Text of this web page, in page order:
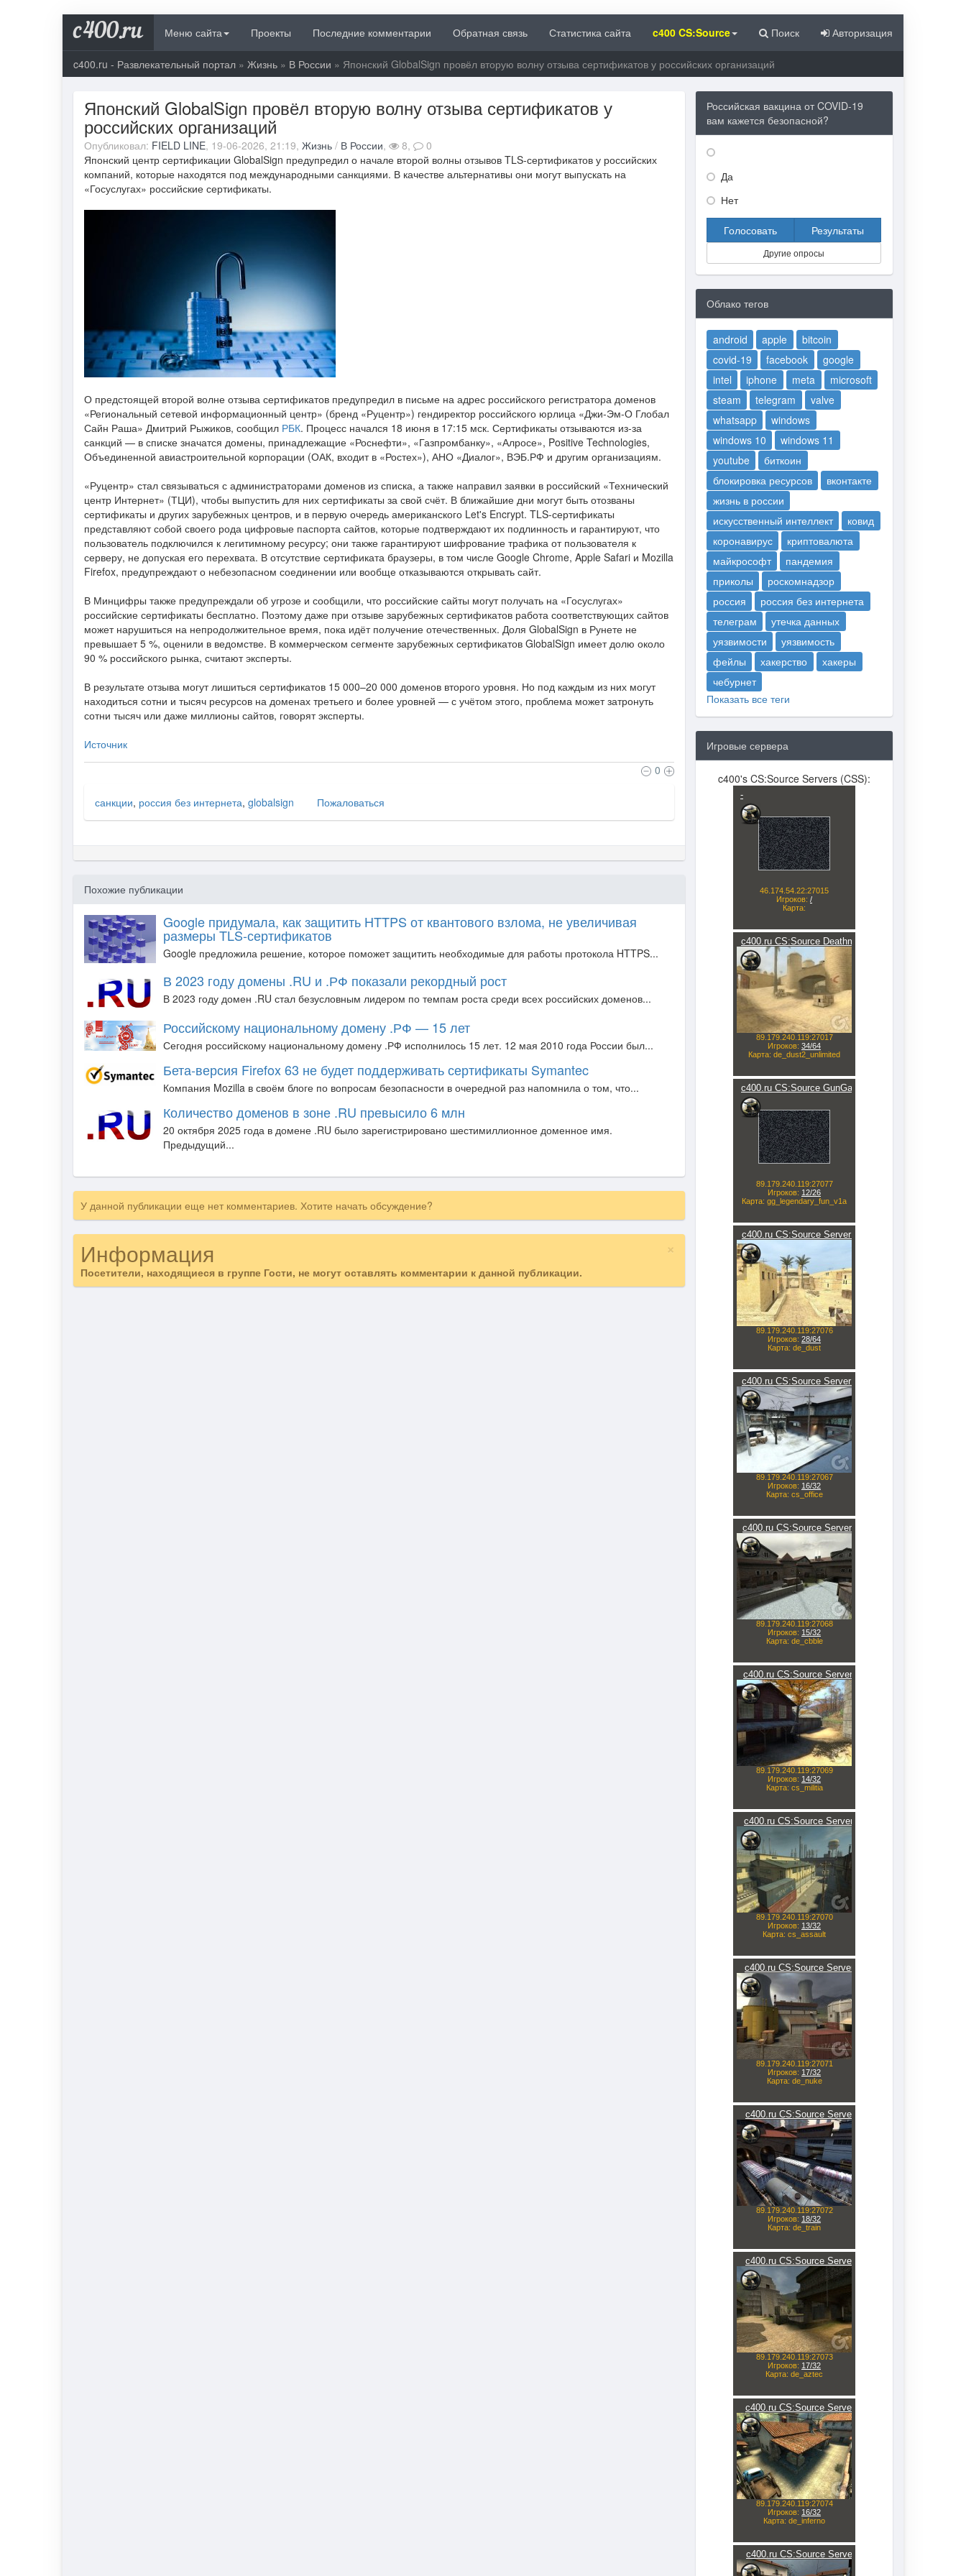
c400.ru Меню сайта Проекты Последние комментарии Обратная связь Статистика сайта c400 CS:Source Поиск Авторизация
c400.ru - Развлекательный портал » Жизнь » В России » Японский GlobalSign провёл вторую волну отзыва сертификатов у российских организаций
Японский GlobalSign провёл вторую волну отзыва сертификатов у
российских организаций
Опубликовал: FIELD LINE, 19-06-2026, 21:19, Жизнь / В России, 8,
0
Японский центр сертификации GlobalSign предупредил о начале второй волны отзывов TLS-сертификатов у российских
компаний, которые находятся под международными санкциями. В качестве альтернативы они могут выпускать на
«Госуслугах» российские сертификаты.
О предстоящей второй волне отзыва сертификатов предупредил в письме на адрес российского регистратора доменов
«Региональный сетевой информационный центр» (бренд «Руцентр») гендиректор российского юрлица «Джи-Эм-О Глобал
Сайн Раша» Дмитрий Рыжиков, сообщил РБК. Процесс начался 18 июня в 17:15 мск. Сертификаты отзываются из-за
санкций — в списке значатся домены, принадлежащие «Роснефти», «Газпромбанку», «Алросе», Positive Technologies,
Объединенной авиастроительной корпорации (ОАК, входит в «Ростех»), АНО «Диалог», ВЭБ.РФ и другим организациям.
«Руцентр» стал связываться с администраторами доменов из списка, а также направил заявки в российский «Технический
центр Интернет» (ТЦИ), чтобы выпустить для них сертификаты за свой счёт. В ближайшие дни могут быть отозваны
сертификаты и других зарубежных центров, и в первую очередь американского Let's Encrypt. TLS-сертификаты
представляют собой своего рода цифровые паспорта сайтов, которые подтверждают их подлинность и гарантируют, что
пользователь подключился к легитимному ресурсу; они также гарантируют шифрование трафика от пользователя к
серверу, не допуская его перехвата. В отсутствие сертификата браузеры, в том числе Google Chrome, Apple Safari и Mozilla
Firefox, предупреждают о небезопасном соединении или вообще отказываются открывать сайт.
В Минцифры также предупреждали об угрозе и сообщили, что российские сайты могут получать на «Госуслугах»
российские сертификаты бесплатно. Поэтому даже при отзыве зарубежных сертификатов работа соответствующих сайтов
может нарушиться на непродолжительное время, пока идёт получение отечественных. Доля GlobalSign в Рунете не
превышает 5 %, оценили в ведомстве. В коммерческом сегменте зарубежных сертификатов GlobalSign имеет долю около
90 % российского рынка, считают эксперты.
В результате отзыва могут лишиться сертификатов 15 000–20 000 доменов второго уровня. Но под каждым из них могут
находиться сотни и тысяч ресурсов на доменах третьего и более уровней — с учётом этого, проблема может затронуть
сотни тысяч или даже миллионы сайтов, говорят эксперты.
Источник
0
санкции, россия без интернета, globalsign Пожаловаться
Похожие публикации
Google придумала, как защитить HTTPS от квантового взлома, не увеличивая
размеры TLS-сертификатов
Google предложила решение, которое поможет защитить необходимые для работы протокола HTTPS...
В 2023 году домены .RU и .РФ показали рекордный рост
В 2023 году домен .RU стал безусловным лидером по темпам роста среди всех российских доменов...
Российскому национальному домену .РФ — 15 лет
Сегодня российскому национальному домену .РФ исполнилось 15 лет. 12 мая 2010 года России был...
Бета-версия Firefox 63 не будет поддерживать сертификаты Symantec
Компания Mozilla в своём блоге по вопросам безопасности в очередной раз напомнила о том, что...
Количество доменов в зоне .RU превысило 6 млн
20 октября 2025 года в домене .RU было зарегистрировано шестимиллионное доменное имя.
Предыдущий...
У данной публикации еще нет комментариев. Хотите начать обсуждение?
×
Информация
Посетители, находящиеся в группе Гости, не могут оставлять комментарии к данной публикации.
Российская вакцина от COVID-19
вам кажется безопасной?
Да
Нет
Голосовать Результаты
Другие опросы
Облако тегов
android apple
bitcoin
covid-19
facebook
google
intel
iphone meta
microsoft
steam
telegram
valve
whatsapp
windows
windows 10
windows 11
youtube
биткоин
блокировка ресурсов
вконтакте
жизнь в россии
искусственный интеллект
ковид
коронавирус
криптовалюта
майкрософт
пандемия
приколы
роскомнадзор
россия
россия без интернета
телеграм
утечка данных
уязвимости
уязвимость
фейлы
хакерство
хакеры
чебурнет
Показать все теги
Игровые сервера
c400's CS:Source Servers (CSS):